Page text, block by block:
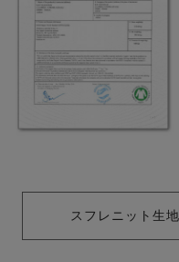
スフレニット生